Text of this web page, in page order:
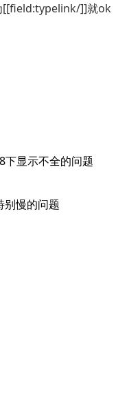
[[field:typelink/]]就ok
显示不全的问题
别慢的问题